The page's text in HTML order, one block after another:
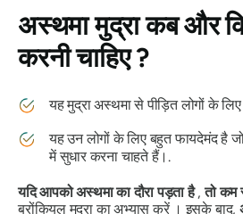
अस्थमा मुद्राकब और
करनी चाहिए ?
यहमुद्राअस्थमा से पीड़ित लोगों के
यह उन लोगों के लिए बहुत फायदेमंद है
में सुधार करना चाहते हैं।.
यदि आपको अस्थमा का दौरा पड़ता है,तो कम
ब्रोंकियलमुद्रा काअभ्यास करें । इसके बाद,